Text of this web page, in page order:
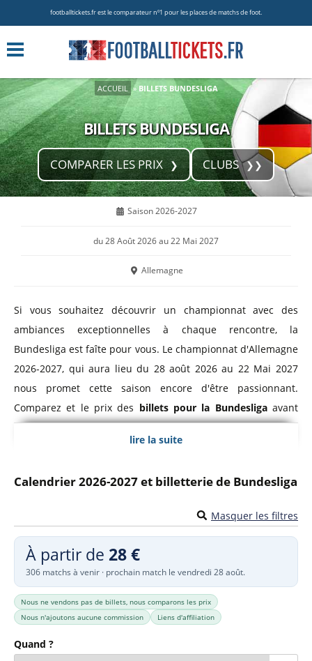
footballtickets.fr est le comparateur nº1 pour les places de matchs de foot.
ACCUEIL » BILLETS BUNDESLIGA
BILLETS BUNDESLIGA
COMPARER LES PRIX CLUBS
Saison 2026-2027
du 28 Août 2026 au 22 Mai 2027
Allemagne
Si vous souhaitez découvrir un championnat avec des
ambiances exceptionnelles à chaque rencontre, la
Bundesliga est faîte pour vous. Le championnat d'Allemagne
2026-2027, qui aura lieu du 28 août 2026 au 22 Mai 2027
nous promet cette saison encore d'être passionnant.
Comparez et le prix des billets pour la Bundesligaavant
d'acheter votre sésame pour votre place au stade.
1903. Ce n'est qu'en 1963 que la Bundesliga adopte le
format de championnat à poule unique qu'on lui connaît
actuellement. Le championnat allemand regroupe les 18
meilleurs équipes professionnelles d'Allemagne et se
dispute sur 34 journées.
deux saisons a fait belle impression la saison passée, mais
lire la suite
Calendrier 2026-2027 et billetterie de Bundesliga
Masquer les filtres
À partir de 28 €
306 matchs à venir · prochain match le vendredi 28 août.
Nous ne vendons pas de billets, nous comparons les prix
Nous n'ajoutons aucune commission
Liens d'affiliation
Quand ?